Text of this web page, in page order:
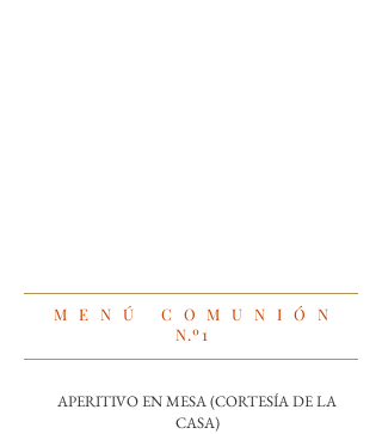
MENÚ COMUNIÓN
N.º1
APERITIVO EN MESA (CORTESÍA DE LA
CASA)